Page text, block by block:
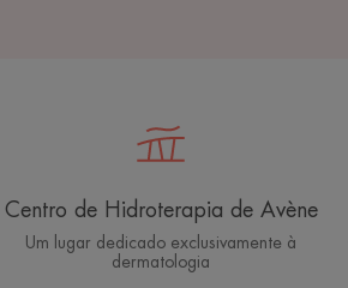
Centro de Hidroterapia de Avène
Um lugar dedicado exclusivamente à
dermatologia